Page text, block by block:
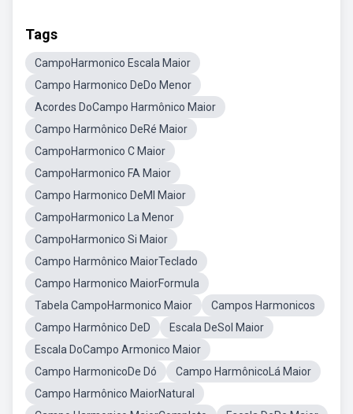
Tags
CampoHarmonico Escala Maior
Campo Harmonico DeDo Menor
Acordes DoCampo Harmônico Maior
Campo Harmônico DeRé Maior
CampoHarmonico C Maior
CampoHarmonico FA Maior
Campo Harmonico DeMI Maior
CampoHarmonico La Menor
CampoHarmonico Si Maior
Campo Harmônico MaiorTeclado
Campo Harmonico MaiorFormula
Tabela CampoHarmonico Maior
Campos Harmonicos
Campo Harmônico DeD
Escala DeSol Maior
Escala DoCampo Armonico Maior
Campo HarmonicoDe Dó
Campo HarmônicoLá Maior
Campo Harmônico MaiorNatural